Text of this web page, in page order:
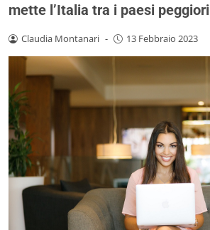
mette l’Italia tra i paesi peggiori
Claudia Montanari - 13 Febbraio 2023